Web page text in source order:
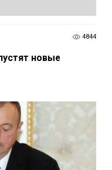
4844
новые